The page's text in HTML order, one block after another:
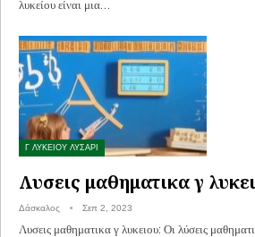
λυκείου είναι μια…
Γ ΛΥΚΕΙΟΥ ΛΥΣΑΡΙ
Λυσεις μαθηματικα γ
Δάσκαλος Σεπ 2, 2023
Λυσεις μαθηματικα γ λυκειου: Οι λύσεις